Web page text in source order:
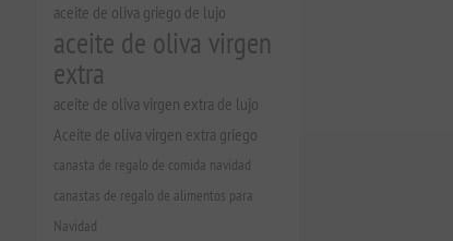
aceite de oliva griego de lujo
aceite de oliva virgen
extra
aceite de oliva virgen extra de lujo
Aceite de oliva virgen extra griego
canasta de regalo de comida navidad
canastas de regalo de alimentos para
Navidad